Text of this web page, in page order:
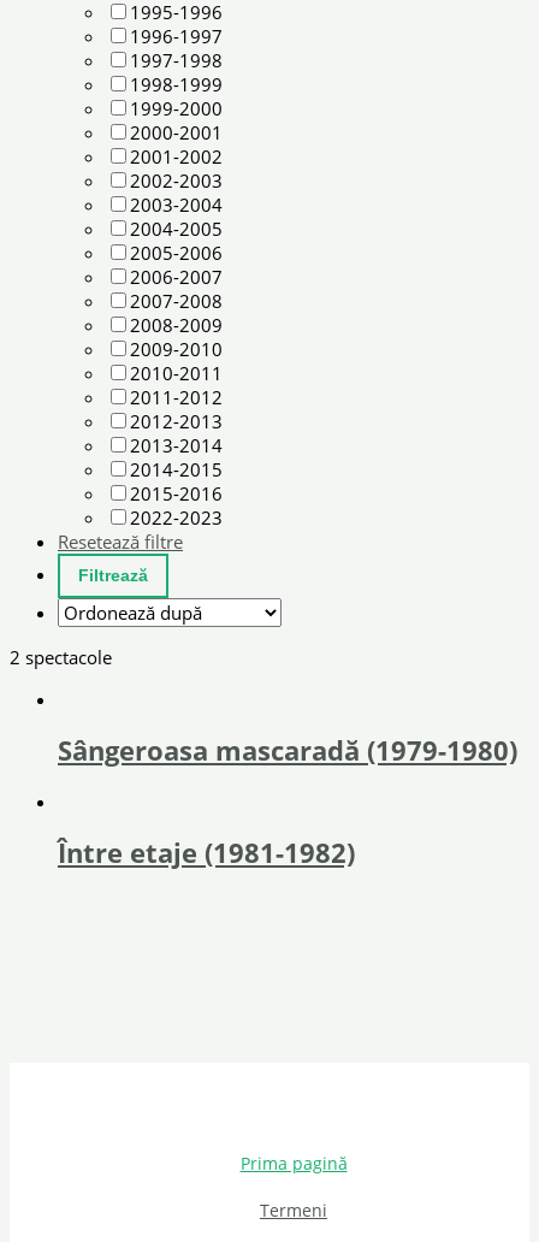
1995-1996
1996-1997
1997-1998
1998-1999
1999-2000
2000-2001
2001-2002
2002-2003
2003-2004
2004-2005
2005-2006
2006-2007
2007-2008
2008-2009
2009-2010
2010-2011
2011-2012
2012-2013
2013-2014
2014-2015
2015-2016
2022-2023
Resetează filtre
2 spectacole
Sângeroasa mascaradă (1979-1980)
Între etaje (1981-1982)
Prima pagină
Termeni